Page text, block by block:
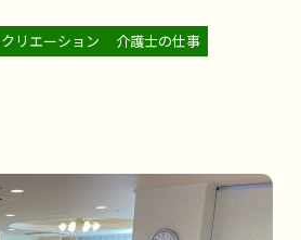
クリエーション 介護士の仕事